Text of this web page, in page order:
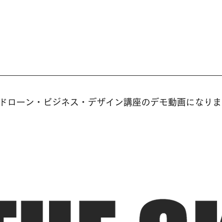
ローン・ビジネス・デザイン講座のデモ動画になり